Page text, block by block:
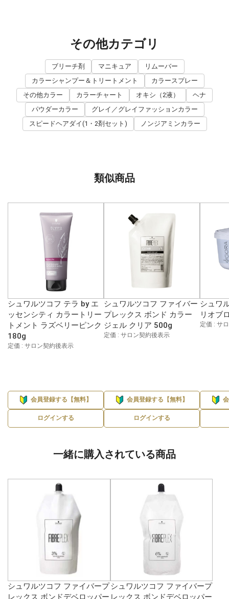
その他カテゴリ
ブリーチ剤 マニキュア
リムーバー
カラーシャンプー＆トリートメント
カラースプレー
その他カラー
カラーチャート オキシ（2液）
ヘナ
パウダーカラー
グレイ／グレイファッションカラー
スピードヘアダイ(1・2剤セット)
ノンジアミンカラー
類似商品
シュワルツコフ テラ by エ
ッセンシティ カラートリー
トメント ラズベリーピンク
180g
定価 : サロン契約後表示
会員登録する【無料】
ログインする
シュワルツコフ ファイバー
プレックス ボンド カラー
ジェル クリア 500g
定価 : サロン契約後表示
会員登録する【無料】
ログインする
シュワ
リオブ
定価 : サ
一緒に購入されている商品
シュワルツコフ ファイバープ
レックス ボンドデベロッパー
シュワルツコフ ファイバープ
レックス ボンドデベロッパー